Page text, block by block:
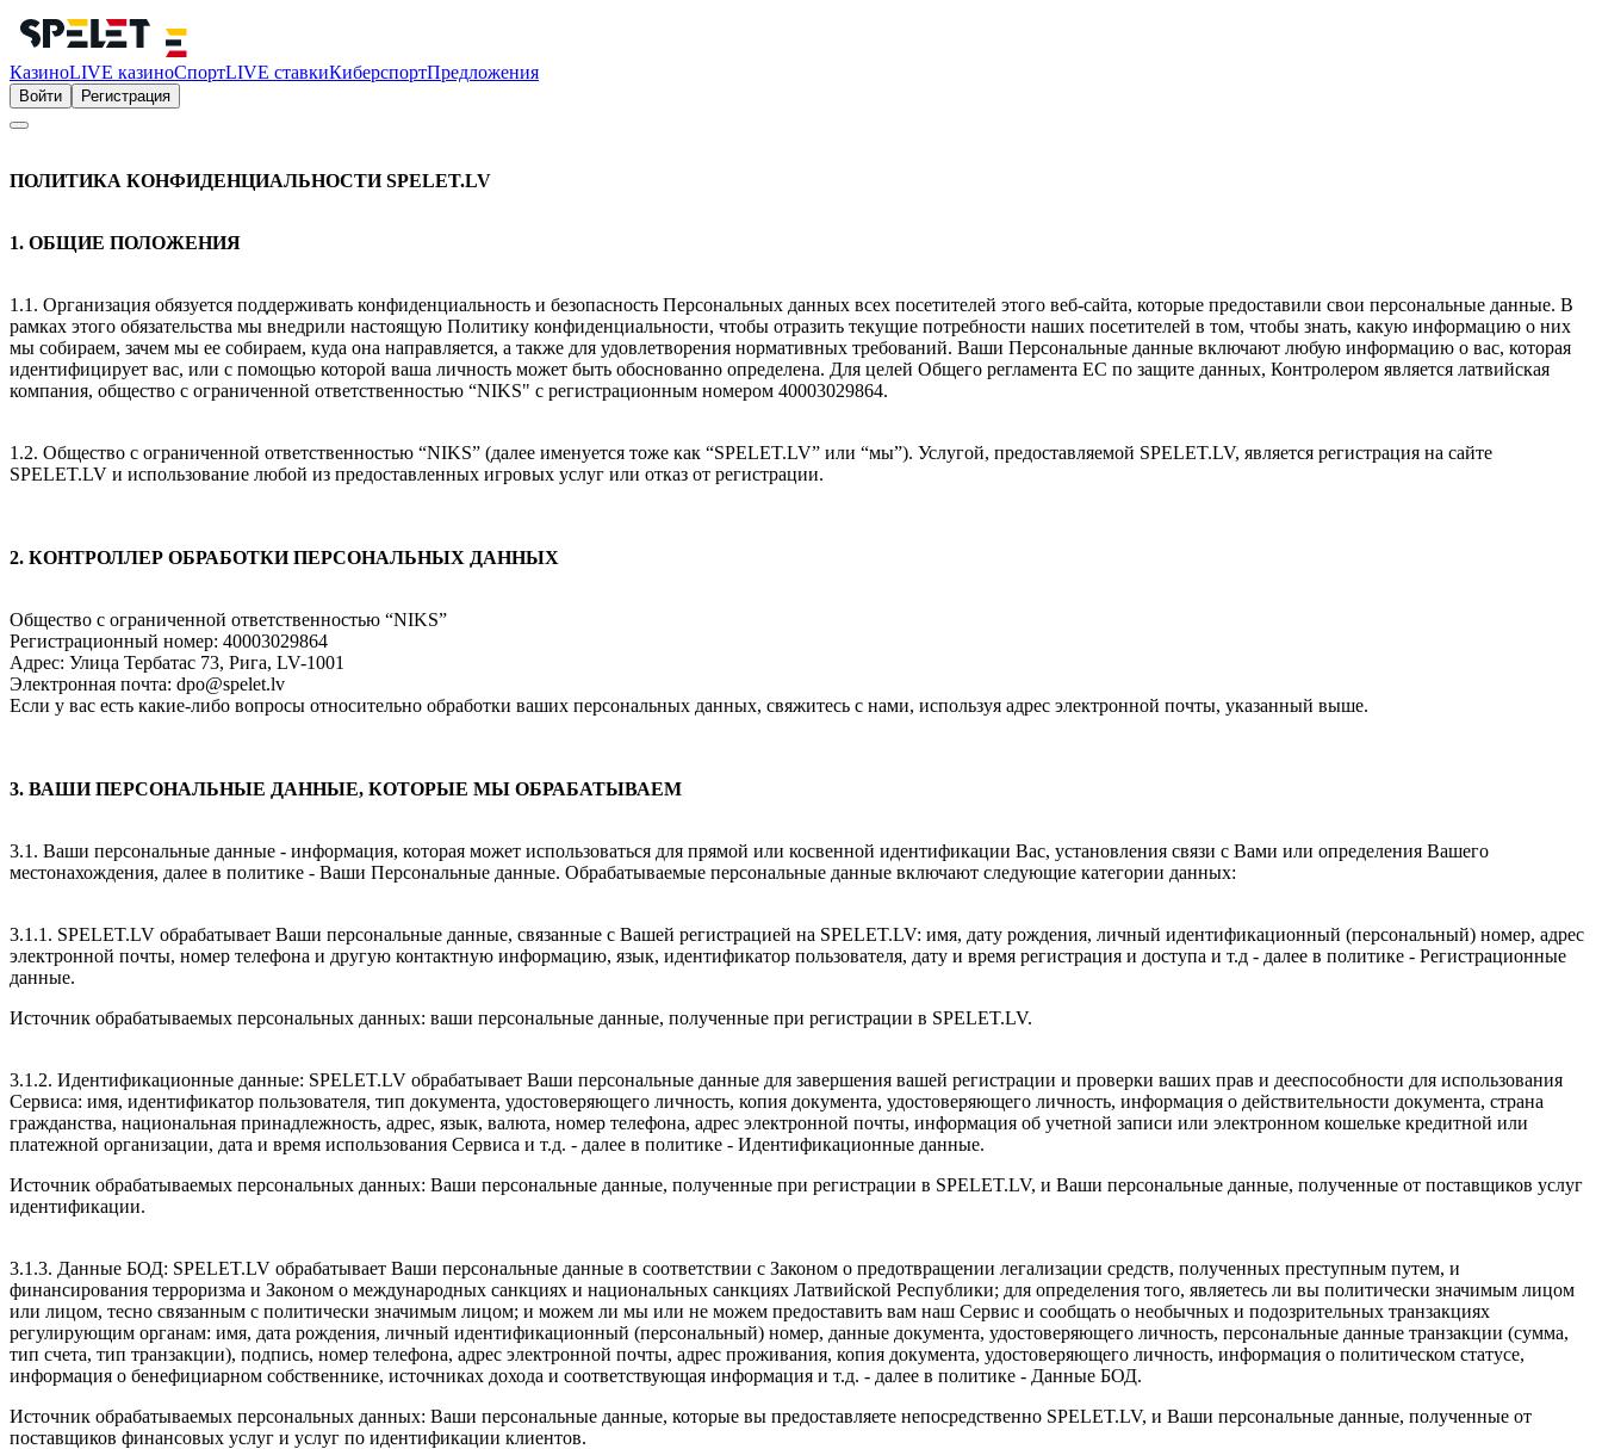
КазиноLIVE казиноСпортLIVE ставкиКиберспортПредложения
Войти Регистрация
ПОЛИТИКА КОНФИДЕНЦИАЛЬНОСТИ SPELET.LV
1. ОБЩИЕ ПОЛОЖЕНИЯ
1.1. Организация обязуется поддерживать конфиденциальность и безопасность Персональных данных всех посетителей этого веб-сайта, которые предоставили свои персональные данные. В
рамках этого обязательства мы внедрили настоящую Политику конфиденциальности, чтобы отразить текущие потребности наших посетителей в том, чтобы знать, какую информацию о них
мы собираем, зачем мы ее собираем, куда она направляется, а также для удовлетворения нормативных требований. Ваши Персональные данные включают любую информацию о вас, которая
идентифицирует вас, или с помощью которой ваша личность может быть обоснованно определена. Для целей Общего регламента ЕС по защите данных, Контролером является латвийская
компания, общество с ограниченной ответственностью “NIKS" с регистрационным номером 40003029864.
1.2. Общество с ограниченной ответственностью “NIKS” (далее именуется тоже как “SPELET.LV” или “мы”). Услугой, предоставляемой SPELET.LV, является регистрация на сайте
SPELET.LV и использование любой из предоставленных игровых услуг или отказ от регистрации.
2. КОНТРОЛЛЕР ОБРАБОТКИ ПЕРСОНАЛЬНЫХ ДАННЫХ
Общество с ограниченной ответственностью “NIKS”
Регистрационный номер: 40003029864
Адрес: Улица Тербатас 73, Рига, LV-1001
Электронная почта: dpo@spelet.lv
Если у вас есть какие-либо вопросы относительно обработки ваших персональных данных, свяжитесь с нами, используя адрес электронной почты, указанный выше.
3. ВАШИ ПЕРСОНАЛЬНЫЕ ДАННЫЕ, КОТОРЫЕ МЫ ОБРАБАТЫВАЕМ
3.1. Ваши персональные данные - информация, которая может использоваться для прямой или косвенной идентификации Вас, установления связи с Вами или определения Вашего
местонахождения, далее в политике - Ваши Персональные данные. Обрабатываемые персональные данные включают следующие категории данных:
3.1.1. SPELET.LV обрабатывает Ваши персональные данные, связанные с Вашей регистрацией на SPELET.LV: имя, дату рождения, личный идентификационный (персональный) номер, адрес
электронной почты, номер телефона и другую контактную информацию, язык, идентификатор пользователя, дату и время регистрация и доступа и т.д - далее в политике - Регистрационные
данные.
Источник обрабатываемых персональных данных: ваши персональные данные, полученные при регистрации в SPELET.LV.
3.1.2. Идентификационные данные: SPELET.LV обрабатывает Ваши персональные данные для завершения вашей регистрации и проверки ваших прав и дееспособности для использования
Сервиса: имя, идентификатор пользователя, тип документа, удостоверяющего личность, копия документа, удостоверяющего личность, информация о действительности документа, страна
гражданства, национальная принадлежность, адрес, язык, валюта, номер телефона, адрес электронной почты, информация об учетной записи или электронном кошельке кредитной или
платежной организации, дата и время использования Сервиса и т.д. - далее в политике - Идентификационные данные.
Источник обрабатываемых персональных данных: Ваши персональные данные, полученные при регистрации в SPELET.LV, и Ваши персональные данные, полученные от поставщиков услуг
идентификации.
3.1.3. Данные БОД: SPELET.LV обрабатывает Ваши персональные данные в соответствии с Законом о предотвращении легализации средств, полученных преступным путем, и
финансирования терроризма и Законом о международных санкциях и национальных санкциях Латвийской Республики; для определения того, являетесь ли вы политически значимым лицом
или лицом, тесно связанным с политически значимым лицом; и можем ли мы или не можем предоставить вам наш Сервис и сообщать о необычных и подозрительных транзакциях
регулирующим органам: имя, дата рождения, личный идентификационный (персональный) номер, данные документа, удостоверяющего личность, персональные данные транзакции (сумма,
тип счета, тип транзакции), подпись, номер телефона, адрес электронной почты, адрес проживания, копия документа, удостоверяющего личность, информация о политическом статусе,
информация о бенефициарном собственнике, источниках дохода и соответствующая информация и т.д. - далее в политике - Данные БОД.
Источник обрабатываемых персональных данных: Ваши персональные данные, которые вы предоставляете непосредственно SPELET.LV, и Ваши персональные данные, полученные от
поставщиков финансовых услуг и услуг по идентификации клиентов.